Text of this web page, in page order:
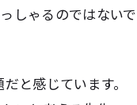
しゃるのではないで
と感じています。